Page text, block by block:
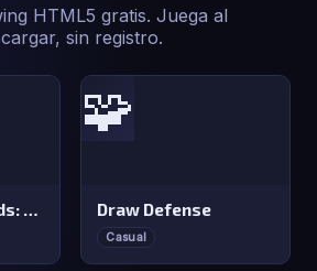
HTML5 gratis. Juega al
sin registro.
Obby With Friends: Draw and Jump
🧩
Draw Defense
Casual